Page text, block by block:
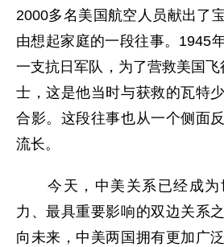
2000多名美国航空人员献出了
由想起家庭的一段往事。1945
一支抗日军队，为了营救美国
士，这是他当时与获救的瓦特
合影。这段往事也从一个侧面
流长。
今天，中美关系已经成为
力、最具重要影响的双边关系
向未来，中美两国拥有更加广